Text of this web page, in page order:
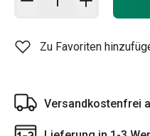
Zu Favoriten
Versandkostenfrei